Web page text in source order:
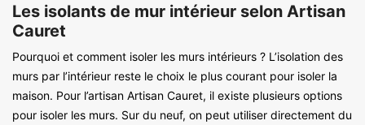
Les isolants de mur intérieur selon Artisan
Cauret
Pourquoi et comment isoler les murs intérieurs ? L’isolation des
murs par l’intérieur reste le choix le plus courant pour isoler la
maison. Pour l’artisan Artisan Cauret, il existe plusieurs options
pour isoler les murs. Sur du neuf, on peut utiliser directement du